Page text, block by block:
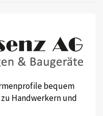
bequem
Handwerkern und